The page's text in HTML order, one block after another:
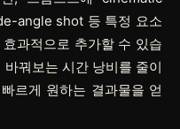
angle shot 등 특정 요소
과적으로 추가할 수 있습
꿔보는 시간 낭비를 줄이
르게 원하는 결과물을 얻